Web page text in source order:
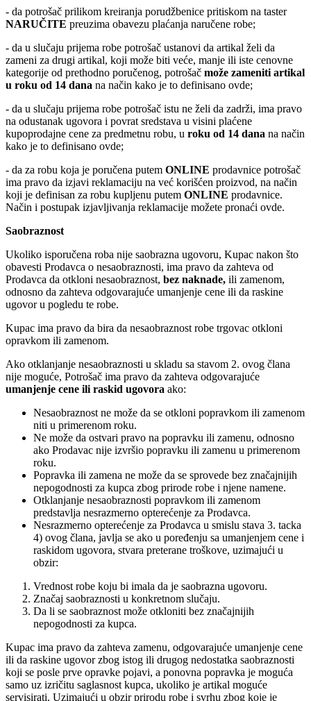
- da potrošač prilikom kreiranja porudžbenice pritiskom na taster
NARUČITE preuzima obavezu plaćanja naručene robe;
- da u slučaju prijema robe potrošač ustanovi da artikal želi da
zameni za drugi artikal, koji može biti veće, manje ili iste cenovne
kategorije od prethodno poručenog, potrošač može zameniti artikal
u roku od 14 dana na način kako je to definisano ovde;
- da u slučaju prijema robe potrošač istu ne želi da zadrži, ima pravo
na odustanak ugovora i povrat sredstava u visini plaćene
kupoprodajne cene za predmetnu robu, u roku od 14 dana na način
kako je to definisano ovde;
- da za robu koja je poručena putem ONLINE prodavnice potrošač
ima pravo da izjavi reklamaciju na već korišćen proizvod, na način
koji je definisan za robu kupljenu putem ONLINE prodavnice.
Način i postupak izjavljivanja reklamacije možete pronaći ovde.
Saobraznost
Ukoliko isporučena roba nije saobrazna ugovoru, Kupac nakon što
obavesti Prodavca o nesaobraznosti, ima pravo da zahteva od
Prodavca da otkloni nesaobraznost, bez naknade, ili zamenom,
odnosno da zahteva odgovarajuće umanjenje cene ili da raskine
ugovor u pogledu te robe.
Kupac ima pravo da bira da nesaobraznost robe trgovac otkloni
opravkom ili zamenom.
Ako otklanjanje nesaobraznosti u skladu sa stavom 2. ovog člana
nije moguće, Potrošač ima pravo da zahteva odgovarajuće
umanjenje cene ili raskid ugovora ako:
Nesaobraznost ne može da se otkloni popravkom ili zamenom
niti u primerenom roku.
Ne može da ostvari pravo na popravku ili zamenu, odnosno
ako Prodavac nije izvršio popravku ili zamenu u primerenom
roku.
Popravka ili zamena ne može da se sprovede bez značajnijih
nepogodnosti za kupca zbog prirode robe i njene namene.
Otklanjanje nesaobraznosti popravkom ili zamenom
predstavlja nesrazmerno opterećenje za Prodavca.
Nesrazmerno opterećenje za Prodavca u smislu stava 3. tacka
4) ovog člana, javlja se ako u poređenju sa umanjenjem cene i
raskidom ugovora, stvara preterane troškove, uzimajući u
obzir:
Vrednost robe koju bi imala da je saobrazna ugovoru.
Značaj saobraznosti u konkretnom slučaju.
Da li se saobraznost može otkloniti bez značajnijih
nepogodnosti za kupca.
Kupac ima pravo da zahteva zamenu, odgovarajuće umanjenje cene
ili da raskine ugovor zbog istog ili drugog nedostatka saobraznosti
koji se posle prve opravke pojavi, a ponovna popravka je moguća
samo uz izričitu saglasnost kupca, ukoliko je artikal moguće
servisirati. Uzimajući u obzir prirodu robe i svrhu zbog koje je